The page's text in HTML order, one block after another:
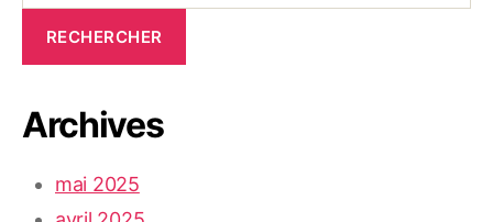
RECHERCHER
Archives
mai 2025